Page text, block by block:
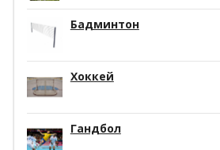
Бадминтон
Хоккей
Гандбол